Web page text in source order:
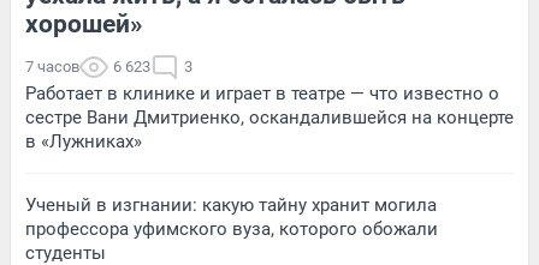
хорошей»
7 часов 6 623 3
Работает в клинике и играет в театре — что известно о
сестре Вани Дмитриенко, оскандалившейся на концерте
в «Лужниках»
Ученый в изгнании: какую тайну хранит могила
профессора уфимского вуза, которого обожали
студенты